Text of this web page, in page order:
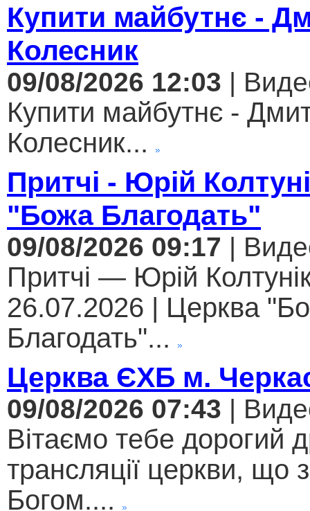
Купити майбутнє -
Колесник
09/08/2026 12:03 |
Купити майбутнє -
Колесник...
Притчі - Юрій
"Божа Благодать"
09/08/2026 09:17 |
Притчі — Юрій
26.07.2026 | Церква
Благодать"...
Церква ЄХБ м.
09/08/2026 07:43 |
Вітаємо тебе дорогий
трансляції церкви, що
Богом....